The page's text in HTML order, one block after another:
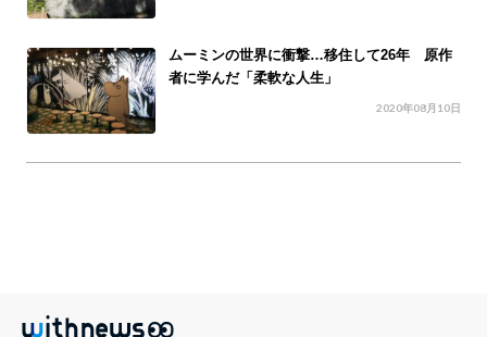
ムーミンの世界に衝撃…移住して26年 原作
者に学んだ「柔軟な人生」
2020年08月10日